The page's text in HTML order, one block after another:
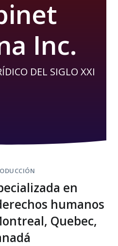
Inc.
DEL SIGLO XXI
en
humanos
Quebec,